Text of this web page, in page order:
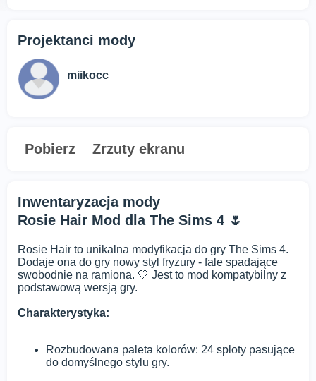
Projektanci mody
miikocc
Pobierz Zrzuty ekranu
Inwentaryzacja mody
Rosie Hair Mod dla The Sims 4 🌷
Rosie Hair to unikalna modyfikacja do gry The Sims 4.
Dodaje ona do gry nowy styl fryzury - fale spadające
swobodnie na ramiona. 🤍 Jest to mod kompatybilny z
podstawową wersją gry.
Charakterystyka:
Rozbudowana paleta kolorów: 24 sploty pasujące
do domyślnego stylu gry.